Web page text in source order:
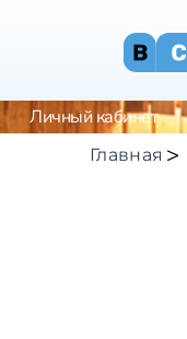
Личный кабинет
Главная